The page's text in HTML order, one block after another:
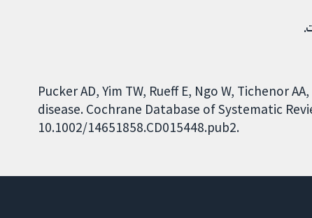
Pucker AD, Yim TW, Rueff E, Ngo W, Tichenor
disease. Cochrane Database of Systematic
10.1002/14651858.CD015448.pub2.